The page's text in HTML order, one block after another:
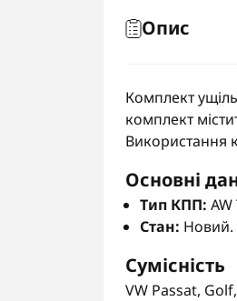
Опис
Комплект
комплект
Використання
Основні
Тип КПП: AW
Стан: Новий.
Сумісність
VW Passat,